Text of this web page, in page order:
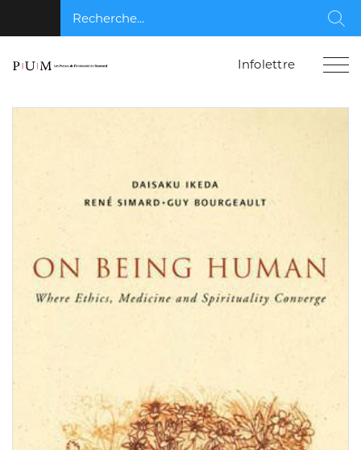
Recherche...
Infolettre